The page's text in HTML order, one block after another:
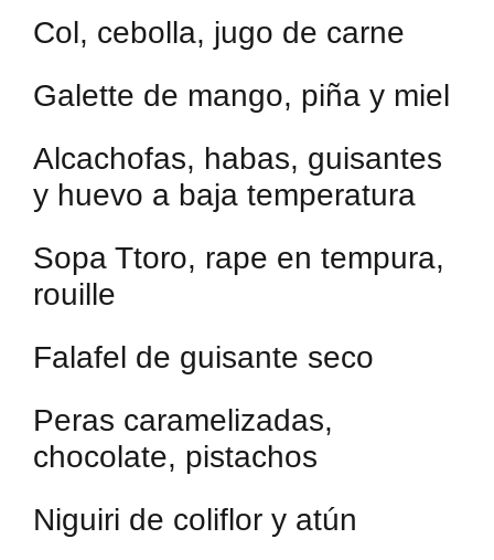
Col, cebolla, jugo de carne
Galette de mango, piña y miel
Alcachofas, habas, guisantes
y huevo a baja temperatura
Sopa Ttoro, rape en tempura,
rouille
Falafel de guisante seco
Peras caramelizadas,
chocolate, pistachos
Niguiri de coliflor y atún